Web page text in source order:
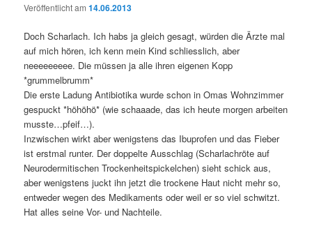
Veröffentlicht am14.06.2013
Doch Scharlach. Ich habs ja gleich gesagt, würden die Ärzte mal
auf mich hören, ich kenn mein Kind schliesslich, aber
neeeeeeeee. Die müssen ja alle ihren eigenen Kopp
*grummelbrumm*
Die erste Ladung Antibiotika wurde schon in Omas Wohnzimmer
gespuckt *höhöhö* (wie schaaade, das ich heute morgen arbeiten
musste…pfeif…).
Inzwischen wirkt aber wenigstens das Ibuprofen und das Fieber
ist erstmal runter. Der doppelte Ausschlag (Scharlachröte auf
Neurodermitischen Trockenheitspickelchen) sieht schick aus,
aber wenigstens juckt ihn jetzt die trockene Haut nicht mehr so,
entweder wegen des Medikaments oder weil er so viel schwitzt.
Hat alles seine Vor- und Nachteile.